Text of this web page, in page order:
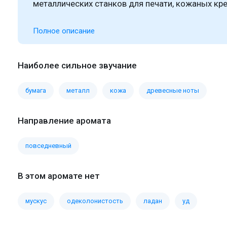
металлических станков для печати, кожаных
Полное описание
Наиболее сильное звучание
бумага металл кожа древесные ноты
Направление аромата
повседневный
В этом аромате нет
мускус одеколонистость ладан уд